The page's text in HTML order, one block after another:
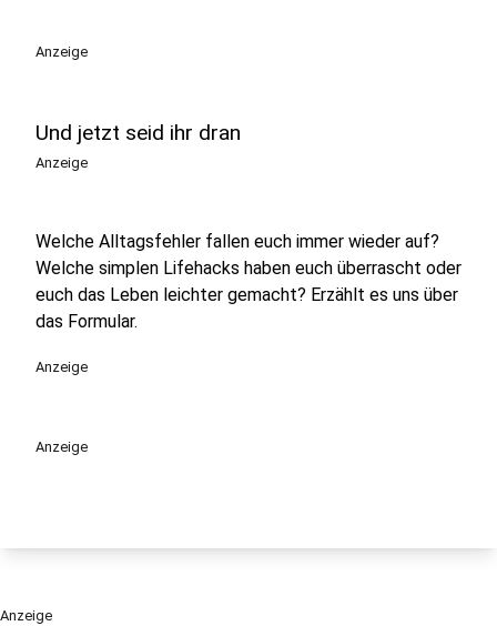
Anzeige
Und jetzt seid ihr dran
Anzeige
Welche Alltagsfehler fallen euch immer wieder auf?
Welche simplen Lifehacks haben euch überrascht oder
euch das Leben leichter gemacht? Erzählt es uns über
das Formular.
Anzeige
Anzeige
Anzeige